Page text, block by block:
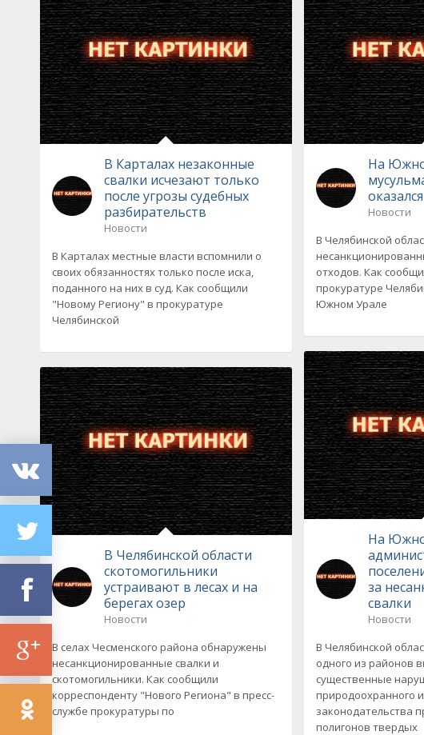
В Карталах незаконные
свалки исчезают только
после угрозы судебных
разбирательств
Новости
В Карталах местные власти вспомнили о
своих обязанностях только после иска,
поданного на них в суд. Как сообщили
"Новому Региону" в прокуратуре
Челябинской
В Челябинской области
скотомогильники
устраивают в лесах и на
берегах озер
Новости
В селах Чесменского района обнаружены
несанкционированные свалки и
скотомогильники. Как сообщили
корреспонденту "Нового Региона" в пресс-
службе прокуратуры по
На
Новости
В Челябинской
отходов. Как
прокуратуре
Южном Урале
На
за
свалки
Новости
В Челябинской
одного из районов
существенные
природоохранного
законодательства
полигонов твердых